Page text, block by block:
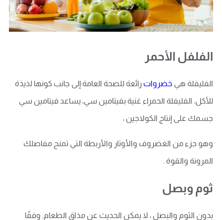
الفلفل الأحمر
الفليفلة هي خضروات رائعة للصحة العامة إلى جانب كونها لذيذة
للأكل. الفليفلة الحمراء غنية بفيتامين سي، يساعد فيتامين سي
جسمك على إنتاج الكولاجين ،
وهو جزء من الغضروف والأوتار والأربطة التي تمنح مفاصلك
المرونة والقوة .
ثوم وبصل
بدون الثوم والبصل ، لا يمكن الحديث عن مذاق الطعام. وفقًا